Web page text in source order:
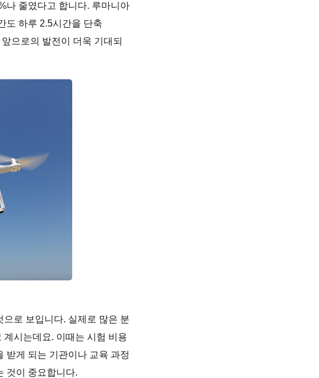
나 줄였다고 합니다. 루마니아
도 하루 2.5시간을 단축
으로의 발전이 더욱 기대되
로 보입니다. 실제로 많은 분
시는데요. 이때는 시험 비용
받게 되는 기관이나 교육 과정
것이 중요합니다.